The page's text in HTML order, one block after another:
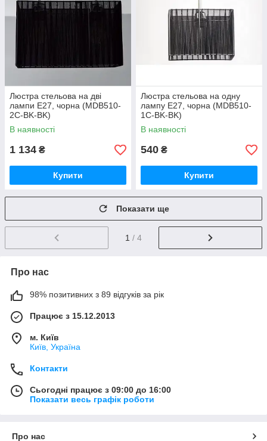
Люстра стельова на дві
лампи Е27, чорна (MDB510-
2C-BK-BK)
В наявності
1 134 ₴
Купити
Люстра стельова на одну
лампу Е27, чорна (MDB510-
1C-BK-BK)
В наявності
540 ₴
Купити
Показати ще
1 / 4
Про нас
98% позитивних з 89 відгуків за рік
Працює з 15.12.2013
м. Київ
Київ, Україна
Контакти
Сьогодні працює з 09:00 до 16:00
Показати весь графік роботи
Про нас